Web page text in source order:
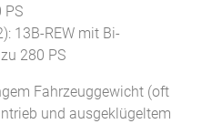
PS
13B-REW mit Bi-
280 PS
Fahrzeuggewicht (oft
und ausgeklügeltem